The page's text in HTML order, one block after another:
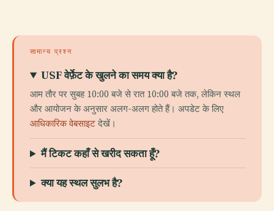
सामान्य प्रश्न
USF वेर्फ़ेट के खुलने का समय क्या है?
आम तौर पर सुबह 10:00 बजे से रात 10:00 बजे तक, लेकिन स्थल
और आयोजन के अनुसार अलग-अलग होते हैं। अपडेट के लिए
आधिकारिक वेबसाइटदेखें।
मैं टिकट कहाँ से खरीद सकता हूँ?
क्या यह स्थल सुलभ है?